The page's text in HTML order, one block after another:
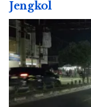
Jengkol